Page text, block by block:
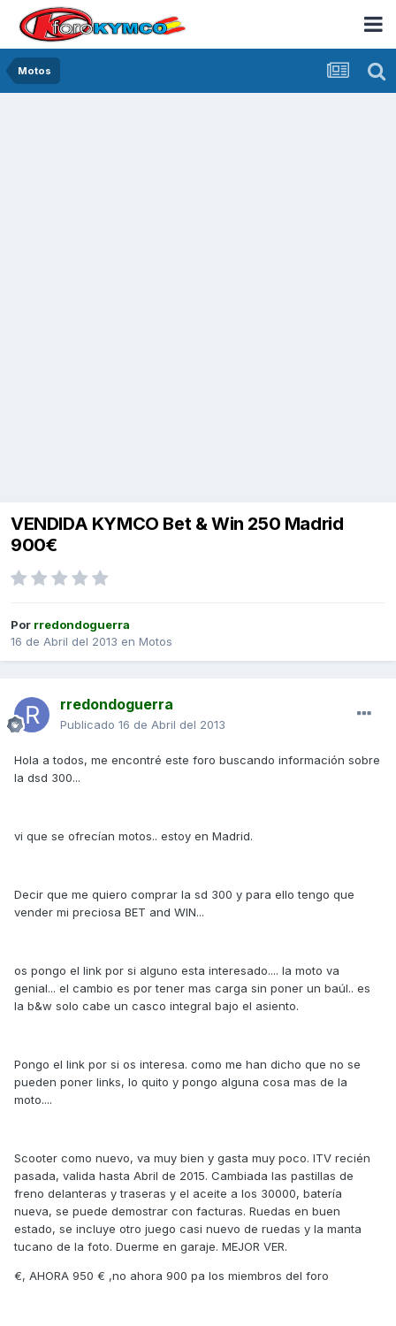
Motos
VENDIDA KYMCO Bet & Win 250 Madrid
900€
Por rredondoguerra
16 de Abril del 2013 en Motos
rredondoguerra
Publicado 16 de Abril del 2013
Hola a todos, me encontré este foro buscando información sobre
la dsd 300...
vi que se ofrecían motos.. estoy en Madrid.
Decir que me quiero comprar la sd 300 y para ello tengo que
vender mi preciosa BET and WIN...
os pongo el link por si alguno esta interesado.... la moto va
genial... el cambio es por tener mas carga sin poner un baúl.. es
la b&w solo cabe un casco integral bajo el asiento.
Pongo el link por si os interesa. como me han dicho que no se
pueden poner links, lo quito y pongo alguna cosa mas de la
moto....
Scooter como nuevo, va muy bien y gasta muy poco. ITV recién
pasada, valida hasta Abril de 2015. Cambiada las pastillas de
freno delanteras y traseras y el aceite a los 30000, batería
nueva, se puede demostrar con facturas. Ruedas en buen
estado, se incluye otro juego casi nuevo de ruedas y la manta
tucano de la foto. Duerme en garaje. MEJOR VER.
€, AHORA 950 € ,no ahora 900 pa los miembros del foro